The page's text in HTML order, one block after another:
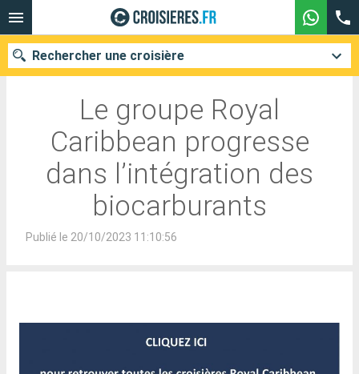
Rechercher une croisière
Nos destinations
Mois de départ
Compagnies
Le groupe Royal
Caribbean progresse
dans l’intégration des
biocarburants
Publié le 20/10/2023 11:10:56